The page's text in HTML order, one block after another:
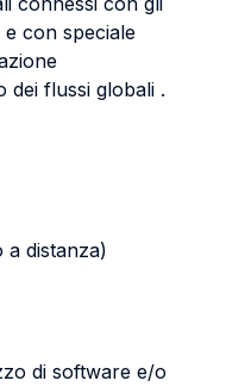
con speciale
dei flussi globali .
a distanza)
di software e/o